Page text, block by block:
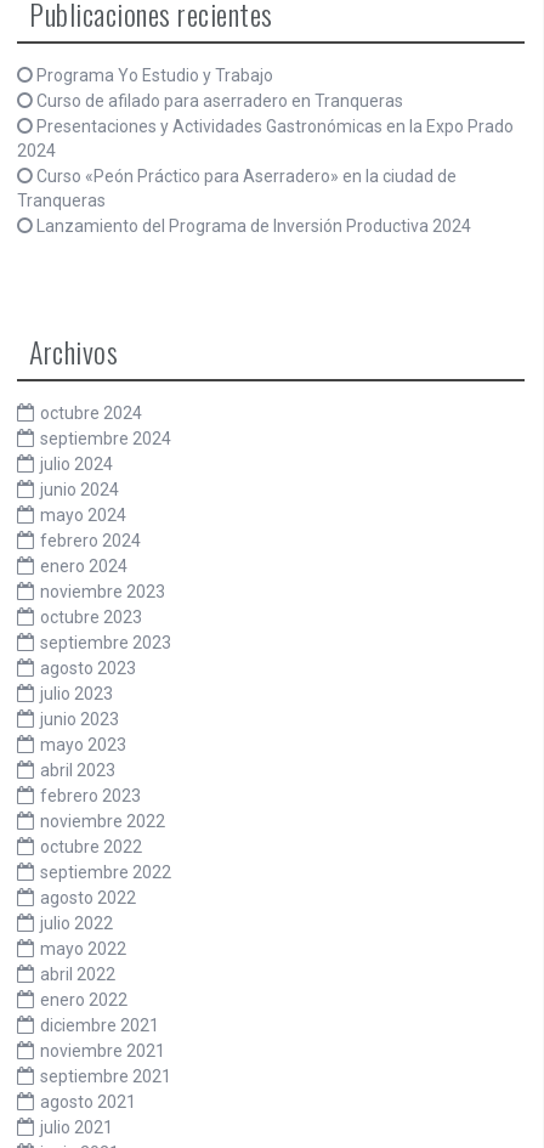
Publicaciones recientes
Programa Yo Estudio y Trabajo
Curso de afilado para aserradero en Tranqueras
Presentaciones y Actividades Gastronómicas en la Expo Prado
2024
Curso «Peón Práctico para Aserradero» en la ciudad de
Tranqueras
Lanzamiento del Programa de Inversión Productiva 2024
Archivos
octubre 2024
septiembre 2024
julio 2024
junio 2024
mayo 2024
febrero 2024
enero 2024
noviembre 2023
octubre 2023
septiembre 2023
agosto 2023
julio 2023
junio 2023
mayo 2023
abril 2023
febrero 2023
noviembre 2022
octubre 2022
septiembre 2022
agosto 2022
julio 2022
mayo 2022
abril 2022
enero 2022
diciembre 2021
noviembre 2021
septiembre 2021
agosto 2021
julio 2021